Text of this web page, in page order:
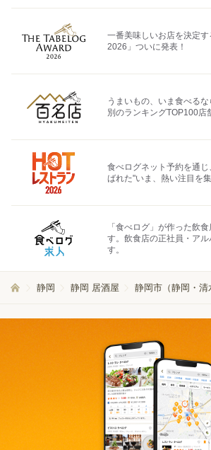
一番美味しいお店を決定
2026」ついに発表！
うまいもの、いま食べる
別のランキングTOP100店
食べログネット予約を通
ばれた"いま、熱い注目を
「食べログ」が作った飲
す。飲食店の正社員・ア
す。
静岡 静岡 居酒屋 静岡市（静岡・清